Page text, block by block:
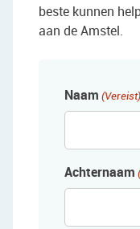
beste kunnen
aan de Amstel.
Naam (Vereist)
Achternaam